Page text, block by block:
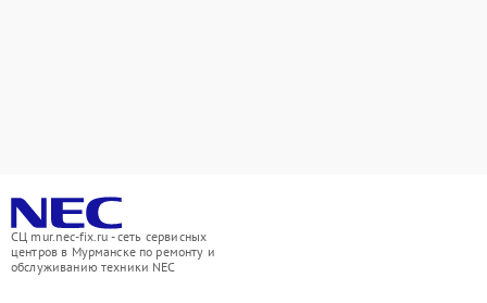
СЦ mur.nec-fix.ru - сеть сервисных
центров в Мурманске по ремонту и
обслуживанию техники NEC